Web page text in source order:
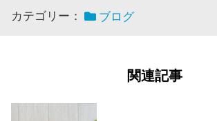
カテゴリー： ブログ
関連記事